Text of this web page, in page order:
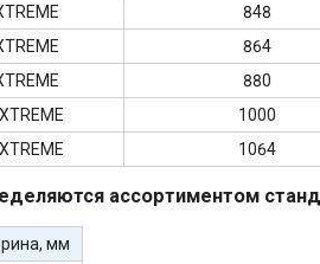
848
864
880
1000
1064
ассортиментом
мм